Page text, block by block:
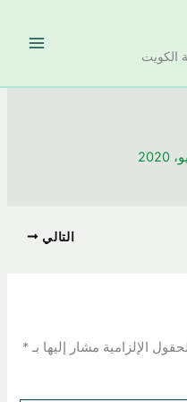
الكويت
التالي
الإلزامية مشار إليها بـ *